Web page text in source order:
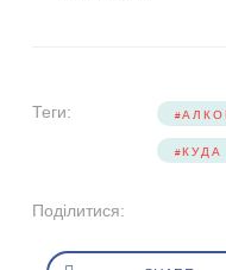
Теги:
КУДА
Поділитися: